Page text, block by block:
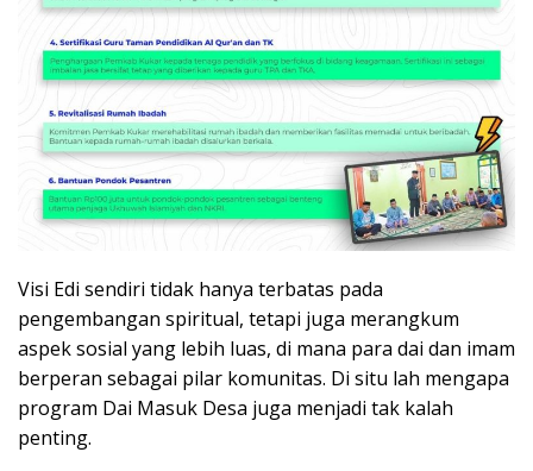
Visi Edi sendiri tidak hanya terbatas pada
pengembangan spiritual, tetapi juga merangkum
aspek sosial yang lebih luas, di mana para dai dan imam
berperan sebagai pilar komunitas. Di situ lah mengapa
program Dai Masuk Desa juga menjadi tak kalah
penting.